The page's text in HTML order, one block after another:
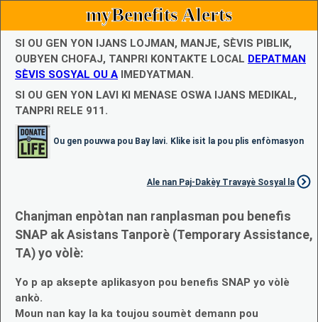
myBenefits Alerts
SI OU GEN YON IJANS LOJMAN, MANJE, SÈVIS PIBLIK,
OUBYEN CHOFAJ, TANPRI KONTAKTE LOCAL DEPATMAN
SÈVIS SOSYAL OU A IMEDYATMAN.
SI OU GEN YON LAVI KI MENASE OSWA IJANS MEDIKAL,
TANPRI RELE 911.
Ou gen pouvwa pou Bay lavi. Klike isit la pou plis enfòmasyon
Ale nan Paj-Dakèy Travayè Sosyal la
Chanjman enpòtan nan ranplasman pou benefis
SNAP ak Asistans Tanporè (Temporary Assistance,
TA) yo vòlè:
Yo p ap aksepte aplikasyon pou benefis SNAP yo vòlè
ankò.
Moun nan kay la ka toujou soumèt demann pou